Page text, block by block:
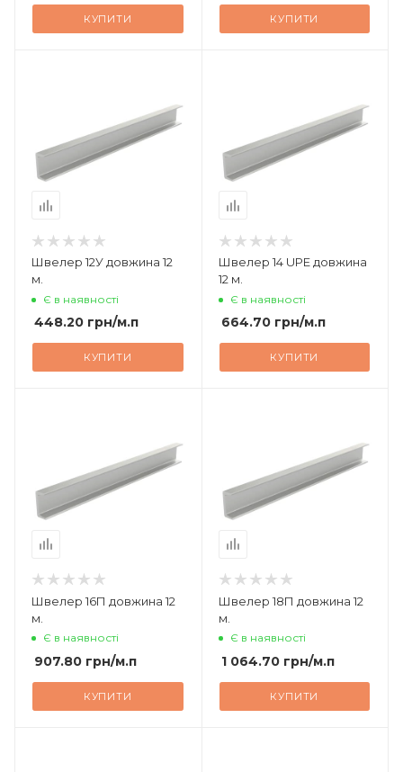
КУПИТИ КУПИТИ
Швелер 12У довжина 12
м.
Є в наявності
448.20 грн/м.п
КУПИТИ
Швелер 14 UPE довжина
12 м.
Є в наявності
664.70грн/м.п
КУПИТИ
Швелер 16П довжина 12
м.
Є в наявності
907.80 грн/м.п
КУПИТИ
Швелер 18П довжина 12
м.
Є в наявності
1 064.70грн/м.п
КУПИТИ